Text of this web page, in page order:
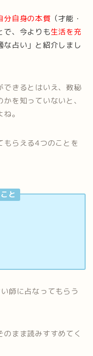
分自身の本質 （才能・
、 今よりも生活を充
な占い」と紹介しまし
できるとはいえ、数秘
を知っていないと、
。
もらえる4つのことを
と
師に占なってもらう
まま読みすすめてく